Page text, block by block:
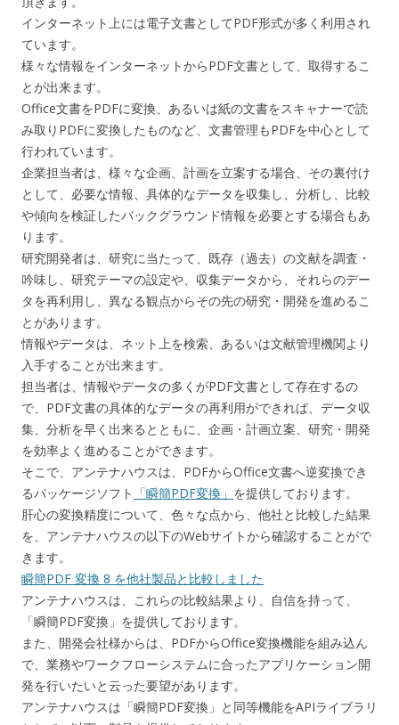
インターネット上には電子文書としてPDF形式が多く利用され
ています。
様々な情報をインターネットからPDF文書として、取得するこ
とが出来ます。
Office文書をPDFに変換、あるいは紙の文書をスキャナーで読
み取りPDFに変換したものなど、文書管理もPDFを中心として
行われています。
企業担当者は、様々な企画、計画を立案する場合、その裏付け
として、必要な情報、具体的なデータを収集し、分析し、比較
や傾向を検証したバックグラウンド情報を必要とする場合もあ
ります。
研究開発者は、研究に当たって、既存（過去）の文献を調査・
吟味し、研究テーマの設定や、収集データから、それらのデー
タを再利用し、異なる観点からその先の研究・開発を進めるこ
とがあります。
情報やデータは、ネット上を検索、あるいは文献管理機関より
入手することが出来ます。
担当者は、情報やデータの多くがPDF文書として存在するの
で、PDF文書の具体的なデータの再利用ができれば、データ収
集、分析を早く出来るとともに、企画・計画立案、研究・開発
を効率よく進めることができます。
そこで、アンテナハウスは、PDFからOffice文書へ逆変換でき
るパッケージソフト 「瞬簡PDF変換」 を提供しております。
肝心の変換精度について、色々な点から、他社と比較した結果
を、アンテナハウスの以下のWebサイトから確認することがで
きます。
瞬簡PDF 変換 8 を他社製品と比較しました
アンテナハウスは、これらの比較結果より、自信を持って、
「瞬簡PDF変換」を提供しております。
また、開発会社様からは、PDFからOffice変換機能を組み込ん
で、業務やワークフローシステムに合ったアプリケーション開
発を行いたいと云った要望があります。
アンテナハウスは「瞬簡PDF変換」と同等機能をAPIライブラリ